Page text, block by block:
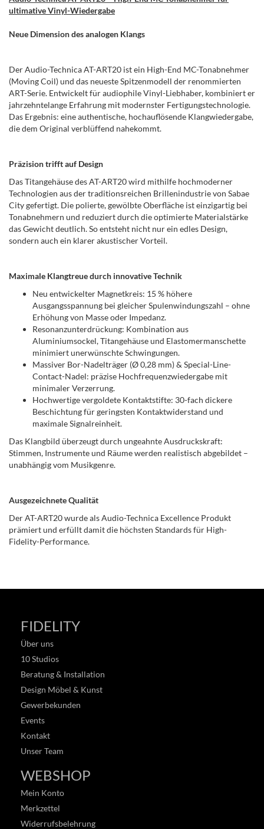
ultimative Vinyl-Wiedergabe
Neue Dimension des analogen Klangs
Der Audio-Technica AT-ART20 ist ein High-End MC-Tonabnehmer
(Moving Coil) und das neueste Spitzenmodell der renommierten
ART-Serie. Entwickelt für audiophile Vinyl-Liebhaber, kombiniert er
jahrzehntelange Erfahrung mit modernster Fertigungstechnologie.
Das Ergebnis: eine authentische, hochauflösende Klangwiedergabe,
die dem Original verblüffend nahekommt.
Präzision trifft auf Design
Das Titangehäuse des AT-ART20 wird mithilfe hochmoderner
Technologien aus der traditionsreichen Brillenindustrie von Sabae
City gefertigt. Die polierte, gewölbte Oberfläche ist einzigartig bei
Tonabnehmern und reduziert durch die optimierte Materialstärke
das Gewicht deutlich. So entsteht nicht nur ein edles Design,
sondern auch ein klarer akustischer Vorteil.
Maximale Klangtreue durch innovative Technik
Neu entwickelter Magnetkreis: 15 % höhere
Ausgangsspannung bei gleicher Spulenwindungszahl – ohne
Erhöhung von Masse oder Impedanz.
Resonanzunterdrückung: Kombination aus
Aluminiumsockel, Titangehäuse und Elastomermanschette
minimiert unerwünschte Schwingungen.
Massiver Bor-Nadelträger (Ø 0,28 mm) & Special-Line-
Contact-Nadel: präzise Hochfrequenzwiedergabe mit
minimaler Verzerrung.
Hochwertige vergoldete Kontaktstifte: 30-fach dickere
Beschichtung für geringsten Kontaktwiderstand und
maximale Signalreinheit.
Das Klangbild überzeugt durch ungeahnte Ausdruckskraft:
Stimmen, Instrumente und Räume werden realistisch abgebildet –
unabhängig vom Musikgenre.
Ausgezeichnete Qualität
Der AT-ART20 wurde als Audio-Technica Excellence Produkt
prämiert und erfüllt damit die höchsten Standards für High-
Fidelity-Performance.
FIDELITY
Über uns
10 Studios
Beratung & Installation
Design Möbel & Kunst
Gewerbekunden
Events
Kontakt
Unser Team
WEBSHOP
Mein Konto
Merkzettel
Widerrufsbelehrung